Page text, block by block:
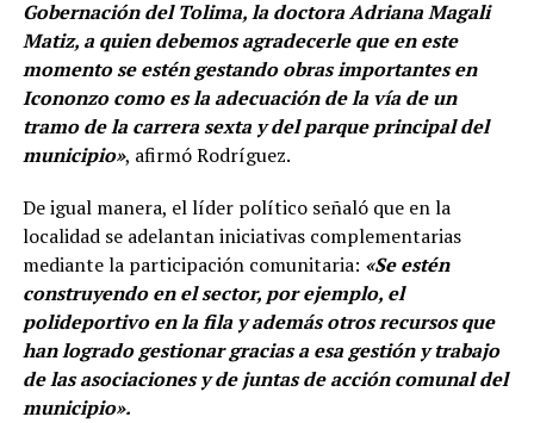
Gobernación del Tolima, la doctora Adriana Magali
Matiz, a quien debemos agradecerle que en este
momento se estén gestando obras importantes en
Icononzo como es la adecuación de la vía de un
tramo de la carrera sexta y del parque principal del
municipio», afirmó Rodríguez.
De igual manera, el líder político señaló que en la
localidad se adelantan iniciativas complementarias
mediante la participación comunitaria: «Se estén
construyendo en el sector, por ejemplo, el
polideportivo en la fila y además otros recursos que
han logrado gestionar gracias a esa gestión y trabajo
de las asociaciones y de juntas de acción comunal del
municipio».